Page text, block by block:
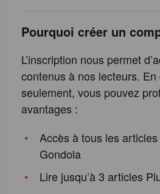
Pourquoi créer un
L’inscription nous permet
contenus à nos lecteurs.
seulement, vous pouvez
avantages :
Accès à tous les articles
Gondola
Lire jusqu’à 3 articles